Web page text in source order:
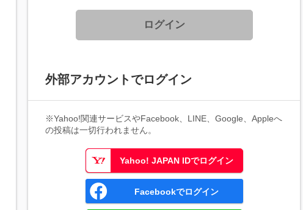
ログイン
外部アカウントでログイン
※Yahoo!関連サービスやFacebook、LINE、Google、Appleへ
の投稿は一切行われません。
Yahoo! JAPAN IDでログイン
Facebookでログイン